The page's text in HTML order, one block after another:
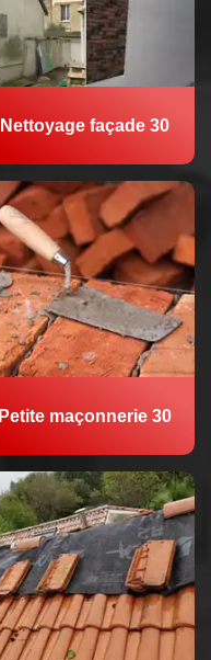
Nettoyage façade 30
Petite maçonnerie 30